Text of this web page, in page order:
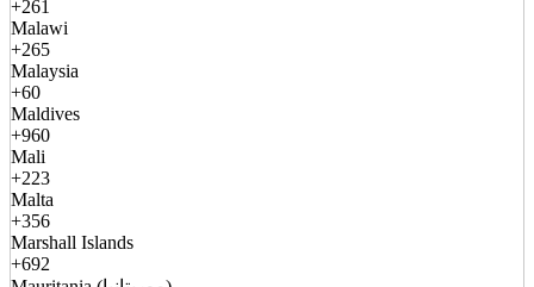
+261
Malawi
+265
Malaysia
+60
Maldives
+960
Mali
+223
Malta
+356
Marshall Islands
+692